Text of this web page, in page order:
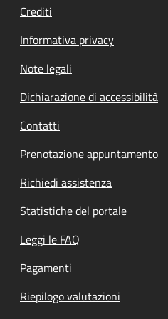
Crediti
Informativa privacy
Note legali
Dichiarazione di accessibilità
Contatti
Prenotazione appuntamento
Richiedi assistenza
Statistiche del portale
Leggi le FAQ
Pagamenti
Riepilogo valutazioni